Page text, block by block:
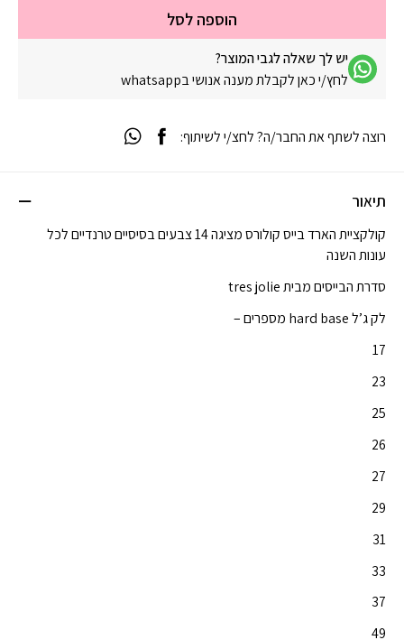
הוספה לסל
יש לך שאלה לגבי המוצר?
לחץ/י כאן לקבלת מענה אנושי בwhatsapp
תיאור
קולקציית הארד בייס קולורס מציגה 14 צבעים בסיסיים טרנדיים לכל
עונות השנה
סדרת הבייסים מבית tres jolie
לק ג’ל hard base מספרים –
17
23
25
26
27
29
31
33
37
49
רוצה לשתף את החבר/ה? לחצ/י לשיתוף: